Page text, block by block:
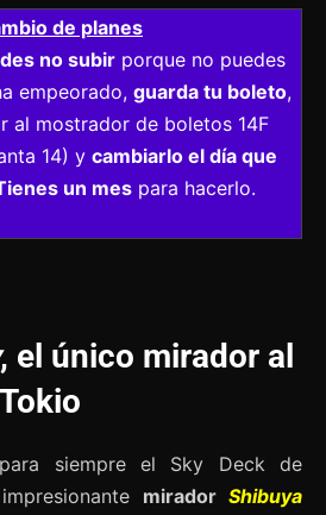
de planes
no subirporque no puedes
empeorado, guarda tu boleto,
al mostrador de boletos 14F
14) y cambiarlo el día que
un mespara hacerlo.
, el único mirador al
siempre el Sky Deck de
miradorShibuya